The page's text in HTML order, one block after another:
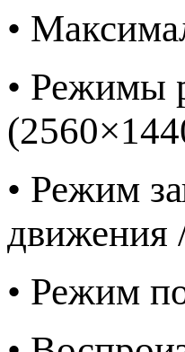
•
• Режимы
• Режим
• Режим